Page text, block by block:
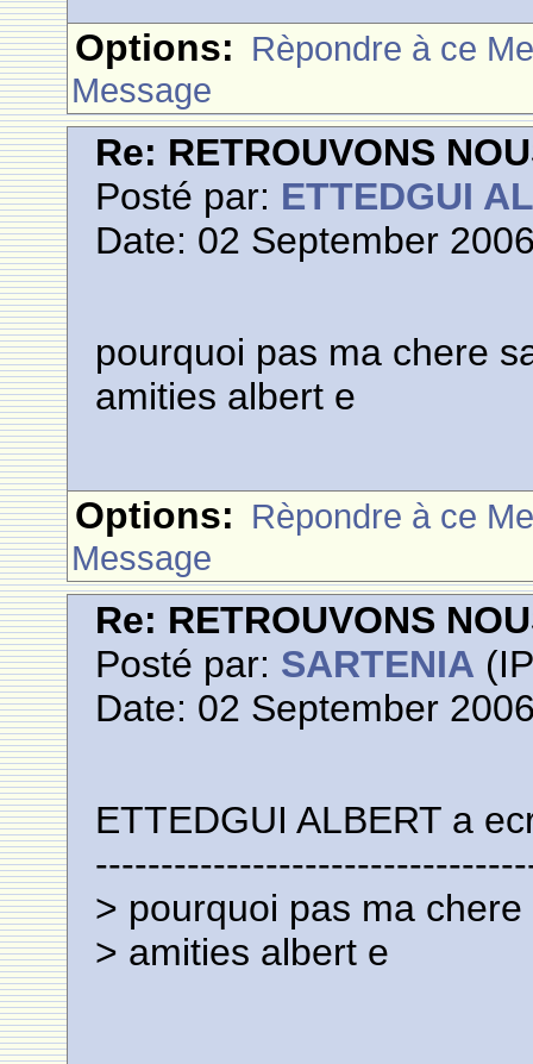
Options: Rèpondre à ce
Message
Re: RETROUVONS
Posté par: ETTEDGUI
Date: 02 September
pourquoi pas ma chere
amities albert e
Options: Rèpondre à ce
Message
Re: RETROUVONS
Posté par: SARTENIA
Date: 02 September
ETTEDGUI ALBERT a
> pourquoi pas ma
> amities albert e